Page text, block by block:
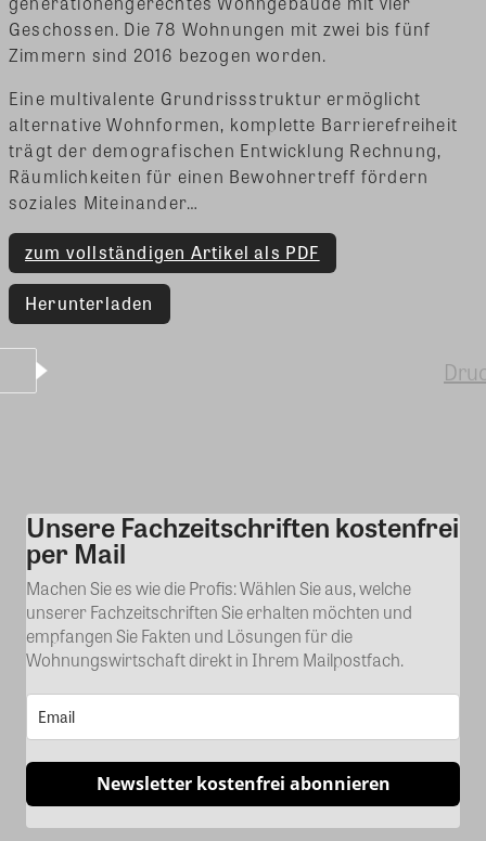
Geschossen. Die 78 Wohnungen mit zwei bis fünf
Zimmern sind 2016 bezogen worden.
Eine multivalente Grundrissstruktur ermöglicht
alternative Wohnformen, komplette Barrierefreiheit
trägt der demografischen Entwicklung Rechnung,
Räumlichkeiten für einen Bewohnertreff fördern
soziales Miteinander…
zum vollständigen Artikel als PDF
Herunterladen
Kommentar
Unsere Fachzeitschriften kostenfrei
per Mail
Machen Sie es wie die Profis: Wählen Sie aus, welche
unserer Fachzeitschriften Sie erhalten möchten und
empfangen Sie Fakten und Lösungen für die
Wohnungswirtschaft direkt in Ihrem Mailpostfach.
Newsletter kostenfrei abonnieren